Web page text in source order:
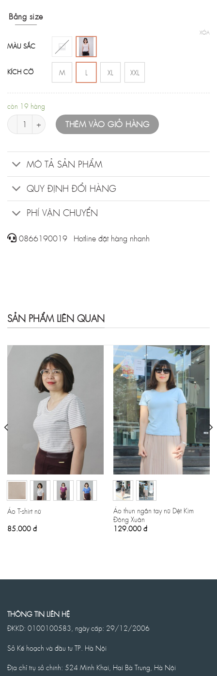
Bảng size
MÀU SẮC
KÍCH CỠ M L XL XXL
XÓA
còn 19 hàng
Áo mayo nữ số lượngTHÊM VÀO GIỎ HÀNG
MÔ TẢ SẢN PHẨM
QUY ĐỊNH ĐỔI HÀNG
PHÍ VẬN CHUYỂN
0866190019 - Hotline đặt hàng nhanh
SẢN PHẨM LIÊN QUAN
Áo T-shirt nữ
85.000 đ
Áo thun ngắn tay nữ Dệt Kim
Đông Xuân
129.000 đ
THÔNG TIN LIÊN HỆ
ĐKKD: 0100100583, ngày cấp: 29/12/2006
Sở Kế hoạch và đầu tư TP. Hà Nội
Địa chỉ trụ sở chính: 524 Minh Khai, Hai Bà Trưng, Hà Nội